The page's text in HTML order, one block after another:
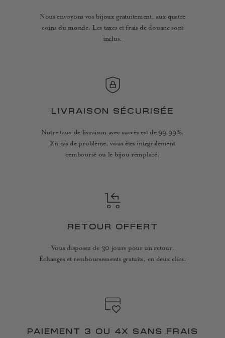
Nous envoyons vos bijoux gratuitement, aux quatre
coins du monde. Les taxes et frais de douane sont
inclus.
LIVRAISON SÉCURISÉE
Notre taux de livraison avec succès est de 99,99%.
En cas de problème, vous êtes intégralement
remboursé ou le bijou remplacé.
RETOUR OFFERT
Vous disposez de 30 jours pour un retour.
Échanges et remboursements gratuits, en deux clics.
PAIEMENT 3 OU 4X SANS FRAIS